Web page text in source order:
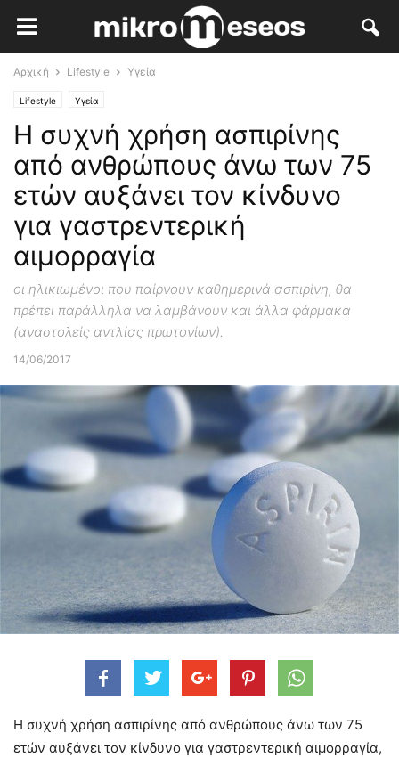
Αρχική Lifestyle Υγεία
Lifestyle Υγεία
Η συχνή χρήση ασπιρίνης
από ανθρώπους άνω των 75
ετών αυξάνει τον κίνδυνο
για γαστρεντερική
αιμορραγία
οι ηλικιωμένοι που παίρνουν καθημερινά ασπιρίνη, θα
πρέπει παράλληλα να λαμβάνουν και άλλα φάρμακα
(αναστολείς αντλίας πρωτονίων).
14/06/2017
Η συχνή χρήση ασπιρίνης από ανθρώπους άνω των 75
ετών αυξάνει τον κίνδυνο για γαστρεντερική αιμορραγία,